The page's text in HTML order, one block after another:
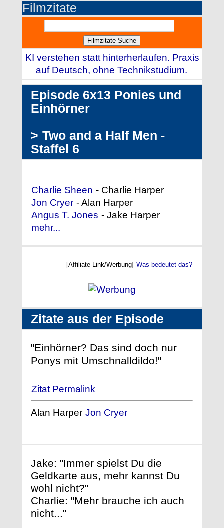
Filmzitate
KI verstehen statt hinterherlaufen. Praxis
auf Deutsch, ohne Technikstudium.
Episode 6x13 Ponies und
Einhörner
> Two and a Half Men -
Staffel 6
Charlie Sheen - Charlie Harper
Jon Cryer - Alan Harper
Angus T. Jones - Jake Harper
mehr...
[Affiliate-Link/Werbung] Was bedeutet das?
Zitate aus der Episode
"Einhörner? Das sind doch nur
Ponys mit Umschnalldildo!"
Zitat Permalink
Alan Harper Jon Cryer
Jake: "Immer spielst Du die
Geldkarte aus, mehr kannst Du
wohl nicht?"
Charlie: "Mehr brauche ich auch
nicht..."